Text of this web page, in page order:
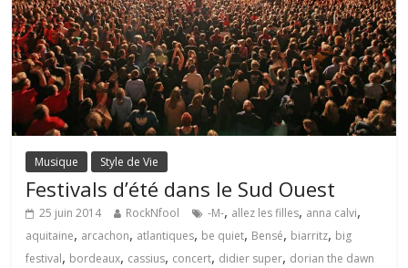
Musique Style de Vie
Festivals d’été dans le Sud Ouest
25 juin 2014 RockNfool -M-, allez les filles, anna calvi,
aquitaine, arcachon, atlantiques, be quiet, Bensé, biarritz, big
festival, bordeaux, cassius, concert, didier super, dorian the dawn